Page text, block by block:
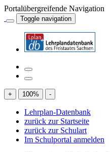
Portalübergreifende Navigation
Toggle navigation
+ 100% -
Lehrplan-Datenbank
zurück zur Startseite
zurück zur Schulart
Im Schulportal anmelden